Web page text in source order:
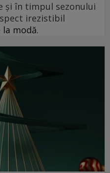
şi în timpul sezonului
irezistibil
modă.